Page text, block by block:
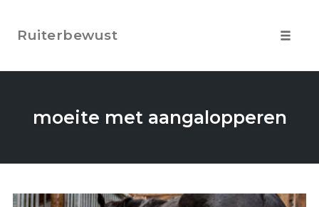
content
Ruiterbewust
moeite met aangalopperen